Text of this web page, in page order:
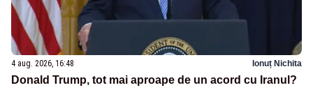
4 aug. 2026, 16:48 Ionuț Nichita
Donald Trump, tot mai aproape de un acord cu Iranul?